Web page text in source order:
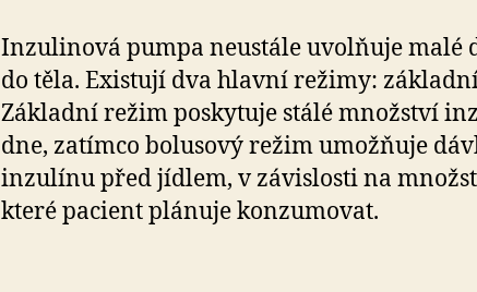
Inzulinová pumpa neustále uvolňuje malé
do těla. Existují dva hlavní režimy:
Základní režim poskytuje stálé množství
dne, zatímco bolusový režim umožňuje
inzulínu před jídlem, v závislosti na
které pacient plánuje konzumovat.